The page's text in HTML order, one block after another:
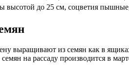
высотой до 25 см, соцветия
выращивают из семян как в
на рассаду производится в